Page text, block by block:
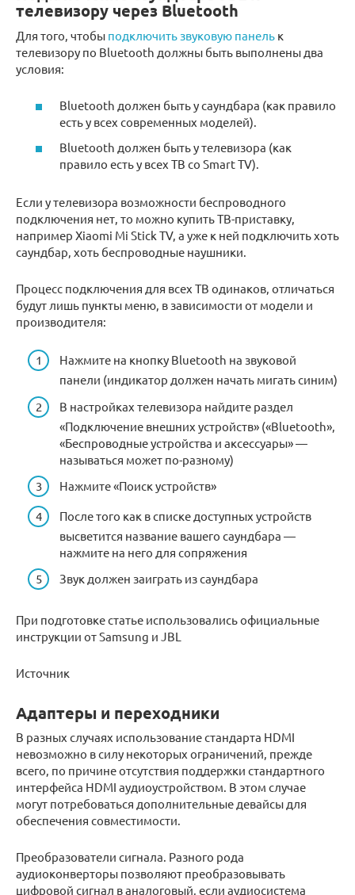
телевизору через Bluetooth
Для того, чтобы подключить звуковую панель к
телевизору по Bluetooth должны быть выполнены два
условия:
Bluetooth должен быть у саундбара (как правило
есть у всех современных моделей).
Bluetooth должен быть у телевизора (как
правило есть у всех ТВ со Smart TV).
Если у телевизора возможности беспроводного
подключения нет, то можно купить ТВ-приставку,
например Xiaomi Mi Stick TV, а уже к ней подключить хоть
саундбар, хоть беспроводные наушники.
Процесс подключения для всех ТВ одинаков, отличаться
будут лишь пункты меню, в зависимости от модели и
производителя:
Нажмите на кнопку Bluetooth на звуковой
панели (индикатор должен начать мигать синим)
В настройках телевизора найдите раздел
«Подключение внешних устройств» («Bluetooth»,
«Беспроводные устройства и аксессуары» —
называться может по-разному)
Нажмите «Поиск устройств»
После того как в списке доступных устройств
высветится название вашего саундбара —
нажмите на него для сопряжения
Звук должен заиграть из саундбара
При подготовке статье использовались официальные
инструкции от Samsung и JBL
Источник
Адаптеры и переходники
В разных случаях использование стандарта HDMI
невозможно в силу некоторых ограничений, прежде
всего, по причине отсутствия поддержки стандартного
интерфейса HDMI аудиоустройством. В этом случае
могут потребоваться дополнительные девайсы для
обеспечения совместимости.
Преобразователи сигнала. Разного рода
аудиоконверторы позволяют преобразовывать
цифровой сигнал в аналоговый, если аудиосистема